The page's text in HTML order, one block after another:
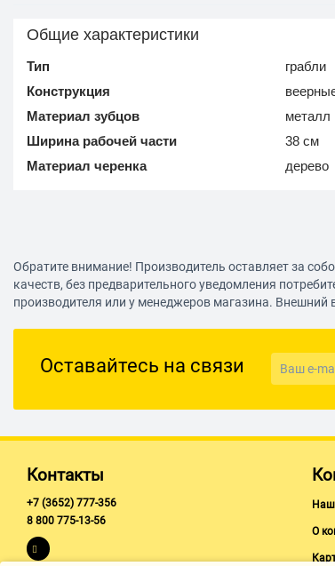
Общие характеристики
Тип
грабли
Конструкция
Материал зубцов
металл
Ширина рабочей части
38 см
Материал черенка
дерево
Обратите внимание! Производитель оставляет за
качеств, без предварительного уведомления
производителя или у менеджеров магазина. Внешний
Оставайтесь на связи
Контакты
+7 (3652) 777-356
8 800 775-13-56
О